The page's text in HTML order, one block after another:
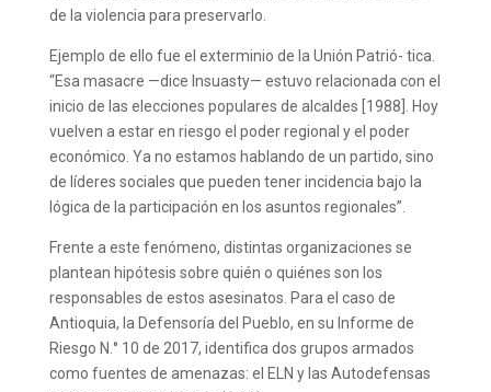
de la violencia para preservarlo.
Ejemplo de ello fue el exterminio de la Unión Patrió- tica.
“Esa masacre —dice Insuasty— estuvo relacionada con el
inicio de las elecciones populares de alcaldes [1988]. Hoy
vuelven a estar en riesgo el poder regional y el poder
económico. Ya no estamos hablando de un partido, sino
de líderes sociales que pueden tener incidencia bajo la
lógica de la participación en los asuntos regionales”.
Frente a este fenómeno, distintas organizaciones se
plantean hipótesis sobre quién o quiénes son los
responsables de estos asesinatos. Para el caso de
Antioquia, la Defensoría del Pueblo, en su Informe de
Riesgo N.° 10 de 2017, identifica dos grupos armados
como fuentes de amenazas: el ELN y las Autodefensas